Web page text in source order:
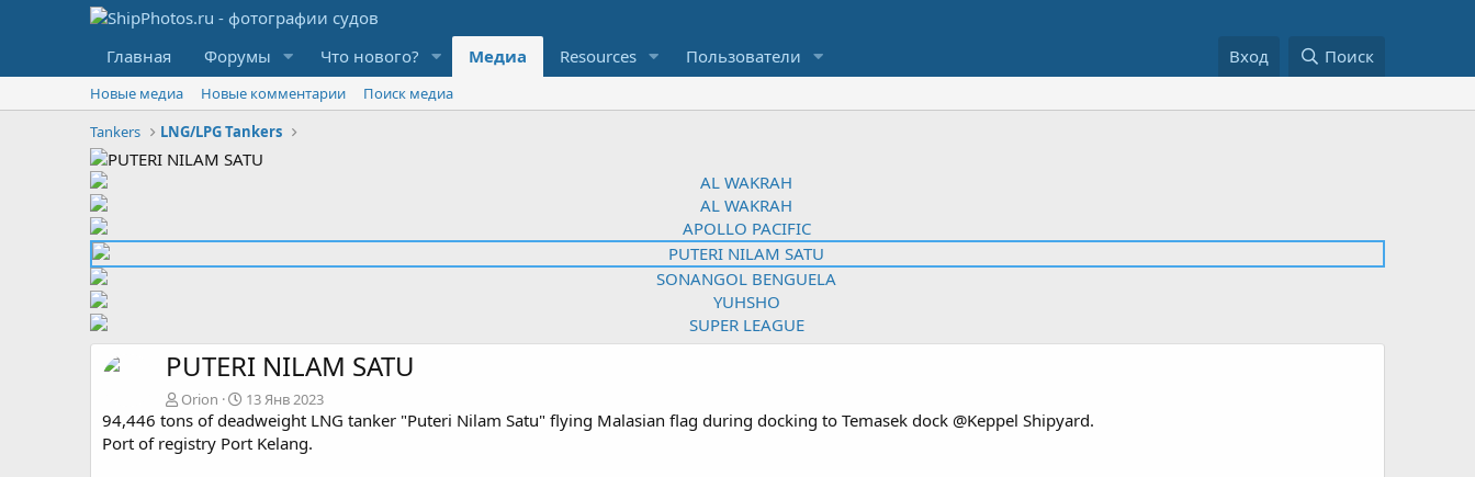
Главная Форумы Что нового? Медиа Resources Пользователи Вход Поиск
Новые медиа Новые комментарии
Поиск медиа
Tankers
LNG/LPG Tankers
PUTERI NILAM SATU
Orion 13 Янв 2023
94,446 tons of deadweight LNG tanker "Puteri Nilam Satu" flying Malasian flag during docking to Temasek dock @Keppel Shipyard.
Port of registry Port Kelang.